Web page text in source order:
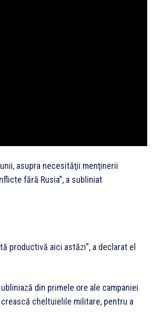
asupra necesităţii menţinerii
fără Rusia”, a subliniat
productivă aici astăzi”, a declarat el
din primele ore ale campaniei
cheltuielile militare, pentru a